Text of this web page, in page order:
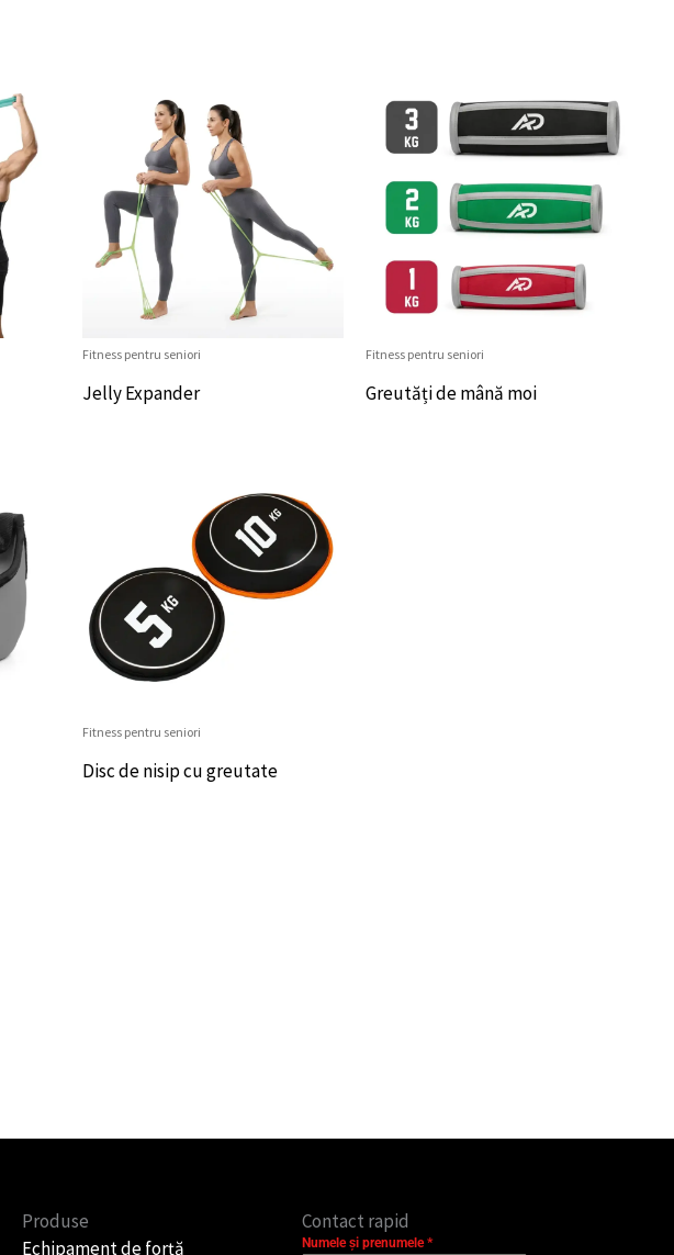
Fitness pentru seniori
Jelly Expander
Fitness pentru seniori
Greutăți de mână moi
Fitness pentru seniori
Disc de nisip cu greutate
Produse
Echipament de forță
Contact rapid
Numele și prenumele*